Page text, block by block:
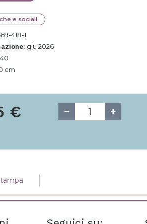
e sociali
418-1
giu 2026
cm
€